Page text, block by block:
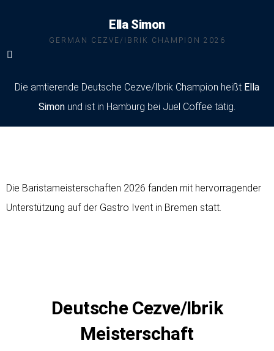
Ella Simon
GERMAN CEZVE/IBRIK CHAMPION 2026
Die amtierende Deutsche Cezve/Ibrik Champion heißt Ella
Simon und ist in Hamburg bei Juel Coffee tätig.
Die Baristameisterschaften 2026 fanden mit hervorragender
Unterstützung auf der Gastro Ivent in Bremen statt.
Deutsche Cezve/Ibrik
Meisterschaft